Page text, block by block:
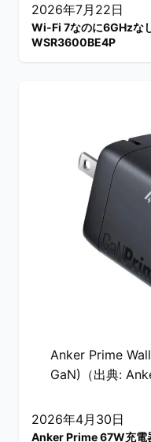
2026年7月22日
Wi-Fi 7なのに6GHzな
WSR3600BE4P
Anker Prime
GaN)（出典:
2026年4月30日
Anker Prime 67W充電